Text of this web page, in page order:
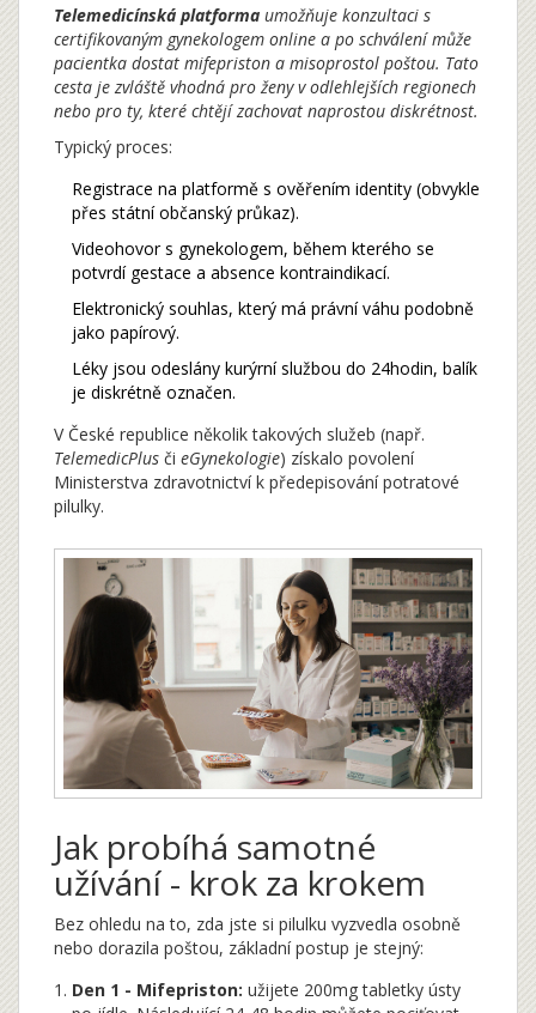
Telemedicínská platforma umožňuje konzultaci s
certifikovaným gynekologem online a po schválení může
pacientka dostat mifepriston a misoprostol poštou. Tato
cesta je zvláště vhodná pro ženy v odlehlejších regionech
nebo pro ty, které chtějí zachovat naprostou diskrétnost.
Typický proces:
Registrace na platformě s ověřením identity (obvykle
přes státní občanský průkaz).
Videohovor s gynekologem, během kterého se
potvrdí gestace a absence kontraindikací.
Elektronický souhlas, který má právní váhu podobně
jako papírový.
Léky jsou odeslány kurýrní službou do 24hodin, balík
je diskrétně označen.
V České republice několik takových služeb (např.
TelemedicPlus či eGynekologie) získalo povolení
Ministerstva zdravotnictví k předepisování potratové
pilulky.
Jak probíhá samotné
užívání - krok za krokem
Bez ohledu na to, zda jste si pilulku vyzvedla osobně
nebo dorazila poštou, základní postup je stejný:
Den 1 - Mifepriston: užijete 200mg tabletky ústy